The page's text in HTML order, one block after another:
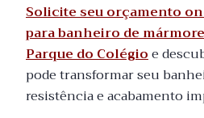
Solicite seu orçamento
para banheiro de
Parque do Colégioe
pode transformar seu
resistência e acabamento